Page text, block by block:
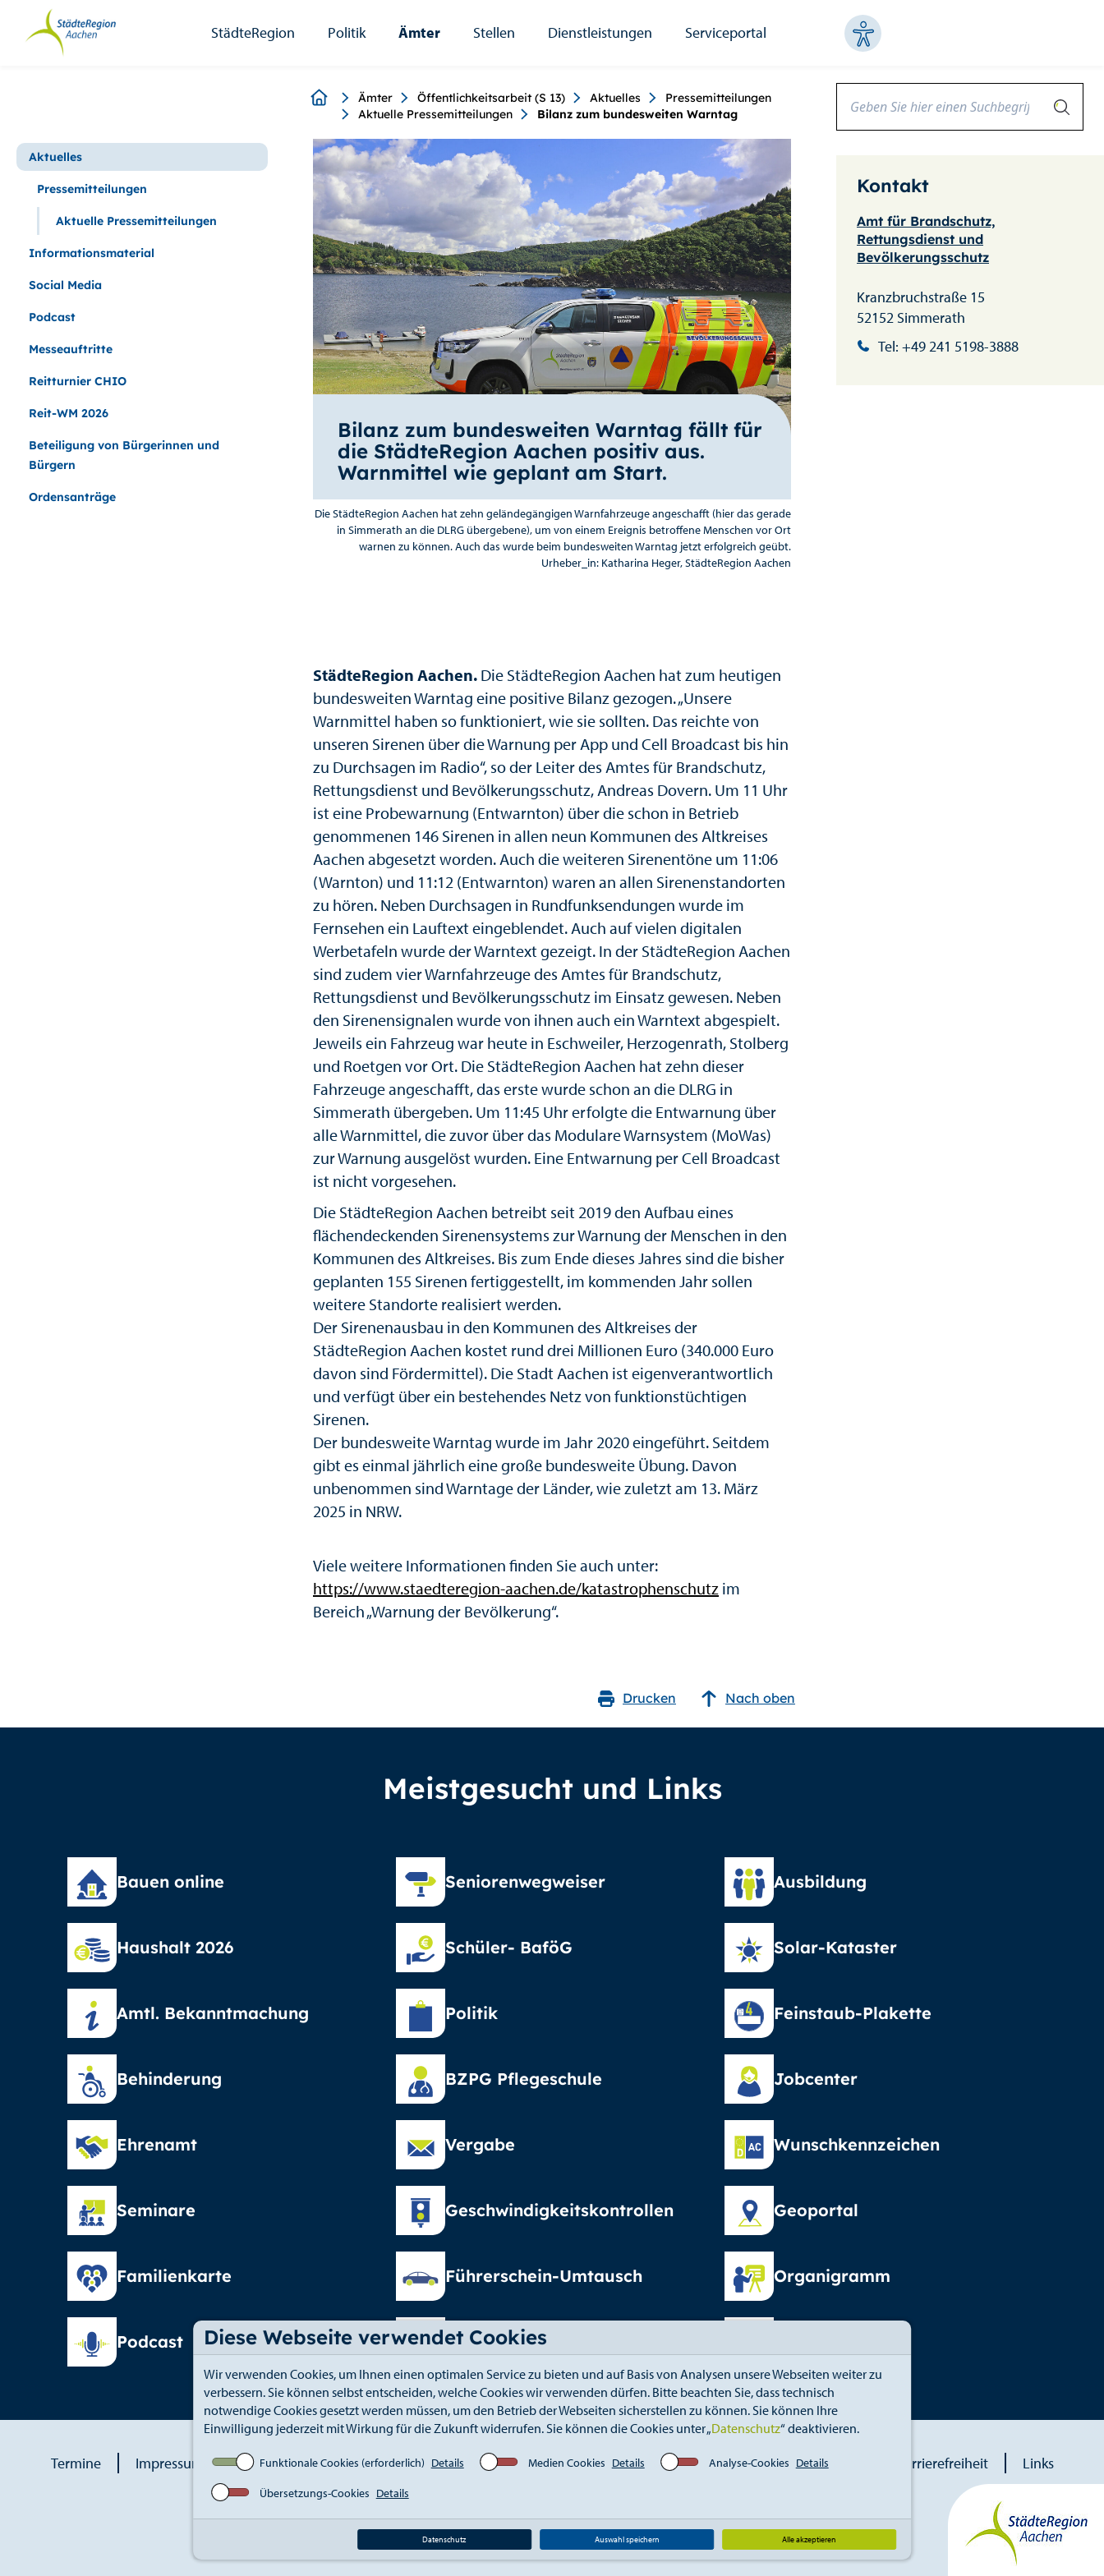
Diese Webseite verwendet Cookies
Wir verwenden Cookies, um Ihnen einen optimalen Service zu bieten und auf Basis von Analysen unsere Webseiten weiter zu
verbessern. Sie können selbst entscheiden, welche Cookies wir verwenden dürfen. Bitte beachten Sie, dass technisch
notwendige Cookies gesetzt werden müssen, um den Betrieb der Webseiten sicherstellen zu können. Sie können Ihre
Einwilligung jederzeit mit Wirkung für die Zukunft widerrufen. Sie können die Cookies unter „Datenschutz“ deaktivieren.
Funktionale Cookies (erforderlich) Details Medien Cookies Details Analyse-Cookies Details
Übersetzungs-Cookies Details
Datenschutz Auswahl speichern Alle akzeptieren
Seiteninhalt.
Hauptnavigation.
StädteRegion
StädteRegion Politik Ämter Stellen Dienstleistungen Serviceportal
Breadcrumb
Ämter Öffentlichkeitsarbeit (S 13) Aktuelles
Pressemitteilungen
Aktuelle Pressemitteilungen
Bilanz zum bundesweiten Warntag
Aktuelles
Pressemitteilungen
Aktuelle Pressemitteilungen
Informationsmaterial
Social Media
Podcast
Messeauftritte
Reitturnier CHIO
Reit-WM 2026
Beteiligung von Bürgerinnen und
Bürgern
Ordensanträge
Bilanz zum bundesweiten Warntag fällt für
die StädteRegion Aachen positiv aus.
Warnmittel wie geplant am Start.
Die StädteRegion Aachen hat zehn geländegängigen Warnfahrzeuge angeschafft (hier das gerade
in Simmerath an die DLRG übergebene), um von einem Ereignis betroffene Menschen vor Ort
warnen zu können. Auch das wurde beim bundesweiten Warntag jetzt erfolgreich geübt.
Urheber_in: Katharina Heger, StädteRegion Aachen
StädteRegion Aachen. Die StädteRegion Aachen hat zum heutigen
bundesweiten Warntag eine positive Bilanz gezogen. „Unsere
Warnmittel haben so funktioniert, wie sie sollten. Das reichte von
unseren Sirenen über die Warnung per App und Cell Broadcast bis hin
zu Durchsagen im Radio“, so der Leiter des Amtes für Brandschutz,
Rettungsdienst und Bevölkerungsschutz, Andreas Dovern. Um 11 Uhr
ist eine Probewarnung (Entwarnton) über die schon in Betrieb
genommenen 146 Sirenen in allen neun Kommunen des Altkreises
Aachen abgesetzt worden. Auch die weiteren Sirenentöne um 11:06
(Warnton) und 11:12 (Entwarnton) waren an allen Sirenenstandorten
zu hören. Neben Durchsagen in Rundfunksendungen wurde im
Fernsehen ein Lauftext eingeblendet. Auch auf vielen digitalen
Werbetafeln wurde der Warntext gezeigt. In der StädteRegion Aachen
sind zudem vier Warnfahrzeuge des Amtes für Brandschutz,
Rettungsdienst und Bevölkerungsschutz im Einsatz gewesen. Neben
den Sirenensignalen wurde von ihnen auch ein Warntext abgespielt.
Jeweils ein Fahrzeug war heute in Eschweiler, Herzogenrath, Stolberg
und Roetgen vor Ort. Die StädteRegion Aachen hat zehn dieser
Fahrzeuge angeschafft, das erste wurde schon an die DLRG in
Simmerath übergeben. Um 11:45 Uhr erfolgte die Entwarnung über
alle Warnmittel, die zuvor über das Modulare Warnsystem (MoWas)
zur Warnung ausgelöst wurden. Eine Entwarnung per Cell Broadcast
ist nicht vorgesehen.
Die StädteRegion Aachen betreibt seit 2019 den Aufbau eines
flächendeckenden Sirenensystems zur Warnung der Menschen in den
Kommunen des Altkreises. Bis zum Ende dieses Jahres sind die bisher
geplanten 155 Sirenen fertiggestellt, im kommenden Jahr sollen
weitere Standorte realisiert werden.
Der Sirenenausbau in den Kommunen des Altkreises der
StädteRegion Aachen kostet rund drei Millionen Euro (340.000 Euro
davon sind Fördermittel). Die Stadt Aachen ist eigenverantwortlich
und verfügt über ein bestehendes Netz von funktionstüchtigen
Sirenen.
Der bundesweite Warntag wurde im Jahr 2020 eingeführt. Seitdem
gibt es einmal jährlich eine große bundesweite Übung. Davon
unbenommen sind Warntage der Länder, wie zuletzt am 13. März
2025 in NRW.
Viele weitere Informationen finden Sie auch unter:
https://www.staedteregion-aachen.de/katastrophenschutz im
Bereich „Warnung der Bevölkerung“.
Nach oben
Drucken
Kontakt
Amt für Brandschutz,
Rettungsdienst und
Bevölkerungsschutz
Kranzbruchstraße 15
52152 Simmerath
Tel: +49 241 5198-3888
Meistgesucht und Links
Bauen online Seniorenwegweiser Ausbildung
Haushalt 2026 Schüler- BaföG Solar-Kataster
Amtl. Bekanntmachung Politik Feinstaub-Plakette
Behinderung BZPG Pflegeschule Jobcenter
Ehrenamt Vergabe Wunschkennzeichen
Seminare Geschwindigkeitskontrollen Geoportal
Familienkarte Führerschein-Umtausch Organigramm
Podcast Elterngeld
Termine Impressum Datenschutz Anfahrt Kontakt Elektronischer Zugang Whistleblower Erklärung zur Barrierefreiheit Links